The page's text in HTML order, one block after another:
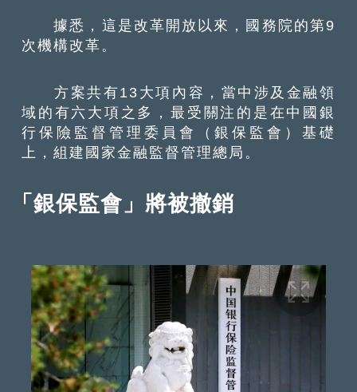
據悉，這是改革開放以來，國務院的第9
次機構改革。
方案共有13大項內容，當中涉及金融領
域的有六大項之多，最受關注的是在中國銀
行保險監督管理委員會（銀保監會）基礎
上，組建國家金融監督管理總局。
「銀保監會」將被撤銷